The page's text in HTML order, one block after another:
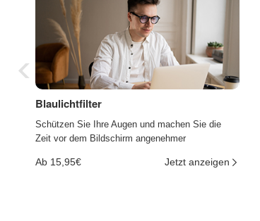
Blaulichtfilter
Schützen Sie Ihre Augen und machen Sie die
Zeit vor dem Bildschirm angenehmer
Ab 15,95€ Jetzt anzeigen